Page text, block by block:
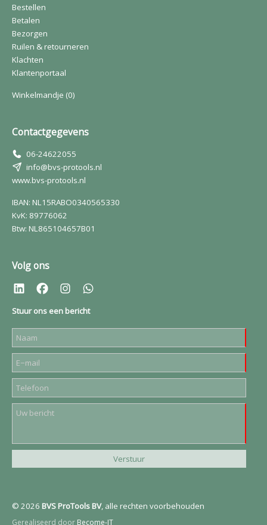
Bestellen
Betalen
Bezorgen
Ruilen & retourneren
Klachten
Klantenportaal
Winkelmandje (0)
Contactgegevens
06-24622055
info@bvs-protools.nl
www.bvs-protools.nl
IBAN: NL15RABO0340565330
KvK: 89776062
Btw: NL865104657B01
Volg ons
Stuur ons een bericht
© 2026 BVS ProTools BV, alle rechten voorbehouden
Gerealiseerd door Become-IT